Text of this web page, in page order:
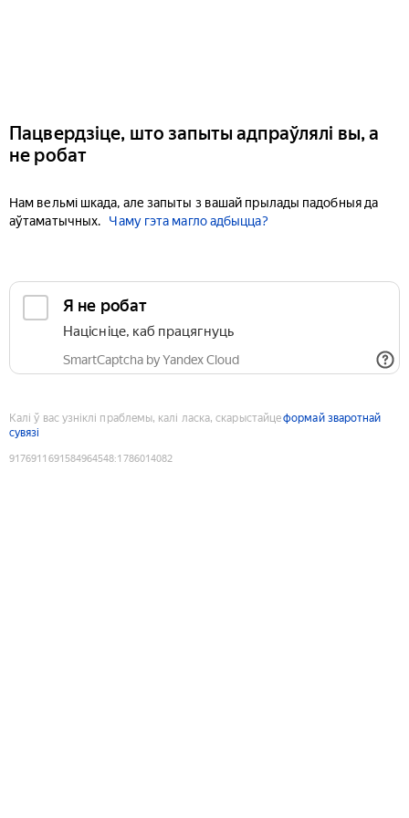
Пацвердзіце, што запыты адпраўлялі вы, а
не робат
Нам вельмі шкада, але запыты з вашай прылады падобныя да
аўтаматычных.
Чаму гэта магло адбыцца?
Я не робат
Націсніце, каб працягнуць
SmartCaptcha by Yandex Cloud
Калі ў вас узніклі праблемы, калі ласка, скарыстайцеформай зваротнай
сувязі
9176911691584964548:1786014082